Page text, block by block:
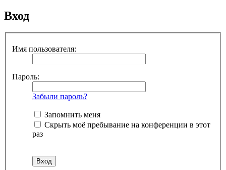
Вход
Имя пользователя:
Пароль:
Забыли пароль?
Запомнить меня
Скрыть моё пребывание на конференции в этот
раз